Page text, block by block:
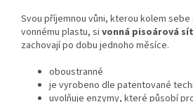
Svou příjemnou vůni, kterou kolem
vonnému plastu, si vonná pisoárová
zachovají po dobu jednoho měsíce.
oboustranné
je vyrobeno dle patentované
uvolňuje enzymy, které působí